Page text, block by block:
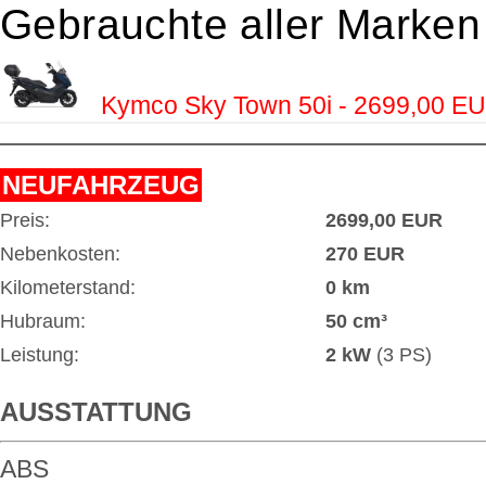
Gebrauchte aller Marken
Kymco Sky Town 50i - 2699,00
NEUFAHRZEUG
Preis:
2699,00 EUR
Nebenkosten:
270 EUR
Kilometerstand:
0 km
Hubraum:
50 cm³
Leistung:
2 kW (3 PS)
AUSSTATTUNG
ABS